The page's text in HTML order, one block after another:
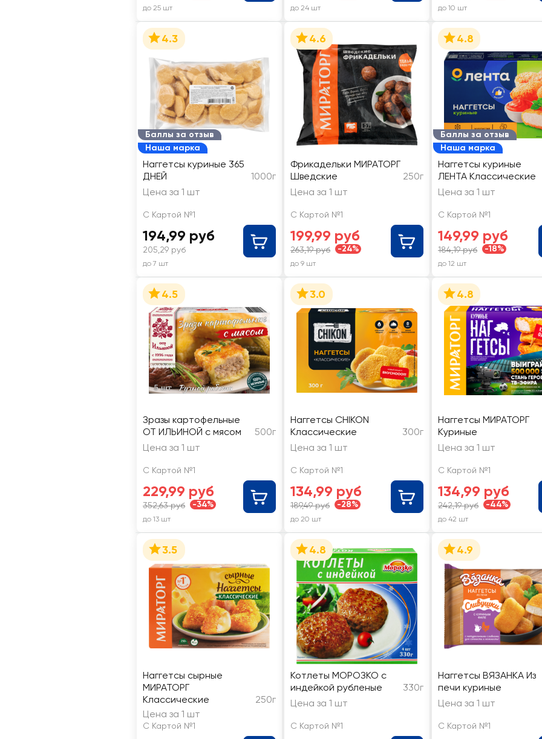
до 25 шт до 24 шт до 10 шт
Баллы за отзыв
Наша марка
4.3
Наггетсы куриные 365
ДНЕЙ
1000г
Цена за 1 шт
С Картой №1
194,99 руб
205,29 руб
до 7 шт
4.6
Фрикадельки МИРАТОРГ
Шведские
250г
Цена за 1 шт
С Картой №1
199,99 руб
263,19 руб -24%
до 9 шт
Баллы за отзыв
Наша марка
4.8
Наггетсы куриные
ЛЕНТА Классические
Цена за 1 шт
С Картой №1
149,99 руб
184,19 руб -18%
до 12 шт
4.5
Зразы картофельные
ОТ ИЛЬИНОЙ с мясом
500г
Цена за 1 шт
С Картой №1
229,99 руб
352,63 руб -34%
до 13 шт
3.0
Наггетсы CHIKON
Классические
300г
Цена за 1 шт
С Картой №1
134,99 руб
189,49 руб -28%
до 20 шт
4.8
Наггетсы МИРАТОРГ
Куриные
Цена за 1 шт
С Картой №1
134,99 руб
242,19 руб -44%
до 42 шт
3.5
Наггетсы сырные
МИРАТОРГ
Классические
250г
Цена за 1 шт
С Картой №1
4.8
Котлеты МОРОЗКО с
индейкой рубленые
330г
Цена за 1 шт
С Картой №1
4.9
Наггетсы ВЯЗАНКА Из
печи куриные
Цена за 1 шт
С Картой №1